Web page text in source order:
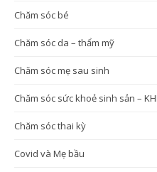
Chăm sóc bé
Chăm sóc da – thẩm mỹ
Chăm sóc mẹ sau sinh
Chăm sóc sức khoẻ sinh sản –
Chăm sóc thai kỳ
Covid và Mẹ bầu